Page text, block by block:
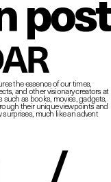
the essence of our times,
and other visionary creators at
as books, movies, gadgets,
their unique viewpoints and
much like an advent